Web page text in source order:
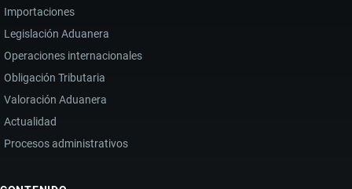
Importaciones
Legislación Aduanera
Operaciones internacionales
Obligación Tributaria
Valoración Aduanera
Actualidad
Procesos administrativos